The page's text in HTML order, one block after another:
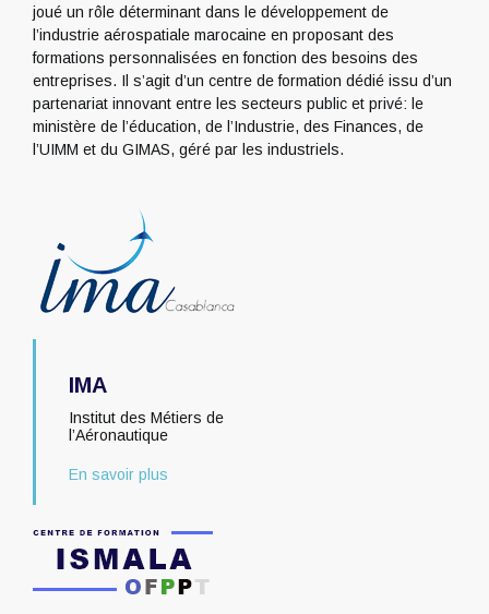
joué un rôle déterminant dans le développement de
l’industrie aérospatiale marocaine en proposant des
formations personnalisées en fonction des besoins des
entreprises. Il s’agit d’un centre de formation dédié issu d’un
partenariat innovant entre les secteurs public et privé: le
ministère de l’éducation, de l’Industrie, des Finances, de
l’UIMM et du GIMAS, géré par les industriels.
IMA
Institut des Métiers de
l’Aéronautique
En savoir plus